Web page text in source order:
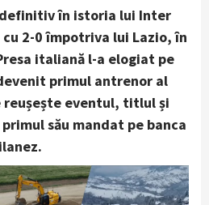
în istoria lui Inter
2-0 împotriva lui Lazio, în
italiană l-a elogiat pe
primul antrenor al
reușește eventul, titlul și
său mandat pe banca